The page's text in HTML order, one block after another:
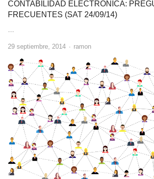
CONTABILIDAD ELECTRONICA:
FRECUENTES (SAT 24/09/14)
…
29 septiembre, 2014 Author
ramon